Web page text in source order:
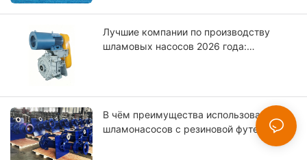
Лучшие компании по производству
шламовых насосов 2026 года:
В чём преимущества использования
шламонасосов с резиновой футеровкой?